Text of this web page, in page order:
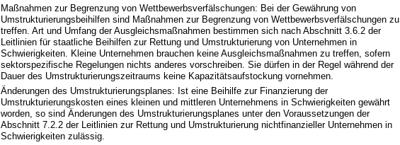
Maßnahmen zur Begrenzung von Wettbewerbsverfälschungen: Bei der Gewährung von
Umstrukturierungsbeihilfen sind Maßnahmen zur Begrenzung von Wettbewerbsverfälschungen zu
treffen. Art und Umfang der Ausgleichsmaßnahmen bestimmen sich nach Abschnitt 3.6.2 der
Leitlinien für staatliche Beihilfen zur Rettung und Umstrukturierung von Unternehmen in
Schwierigkeiten. Kleine Unternehmen brauchen keine Ausgleichsmaßnahmen zu treffen, sofern
sektorspezifische Regelungen nichts anderes vorschreiben. Sie dürfen in der Regel während der
Dauer des Umstrukturierungszeitraums keine Kapazitätsaufstockung vornehmen.
Änderungen des Umstrukturierungsplanes: Ist eine Beihilfe zur Finanzierung der
Umstrukturierungskosten eines kleinen und mittleren Unternehmens in Schwierigkeiten gewährt
worden, so sind Änderungen des Umstrukturierungsplanes unter den Voraussetzungen der
Abschnitt 7.2.2 der Leitlinien zur Rettung und Umstrukturierung nichtfinanzieller Unternehmen in
Schwierigkeiten zulässig.